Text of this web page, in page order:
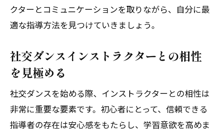
クターとコミュニケーションを取りながら、自分に最
適な指導方法を見つけていきましょう。
社交ダンスインストラクターとの相性
を見極める
社交ダンスを始める際、インストラクターとの相性は
非常に重要な要素です。初心者にとって、信頼できる
指導者の存在は安心感をもたらし、学習意欲を高めま